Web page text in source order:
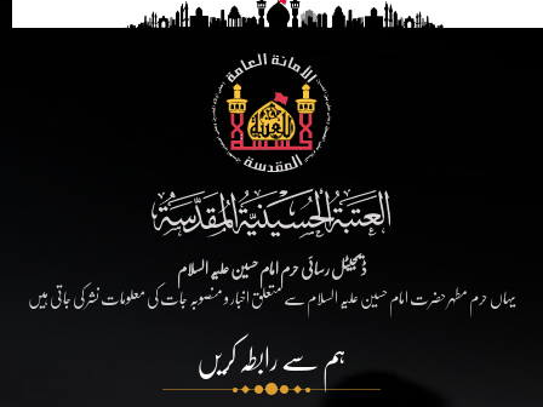
ڈیجیٹل رسائی حرم امام حسین علیہ السلام
یہاں حرم مطہر حضرت امام حسین علیہ السلام سے متعلق اخبار و منصوبہ جات کی معلومات نشر کی جاتی ہیں
ہم سے رابطہ کریں